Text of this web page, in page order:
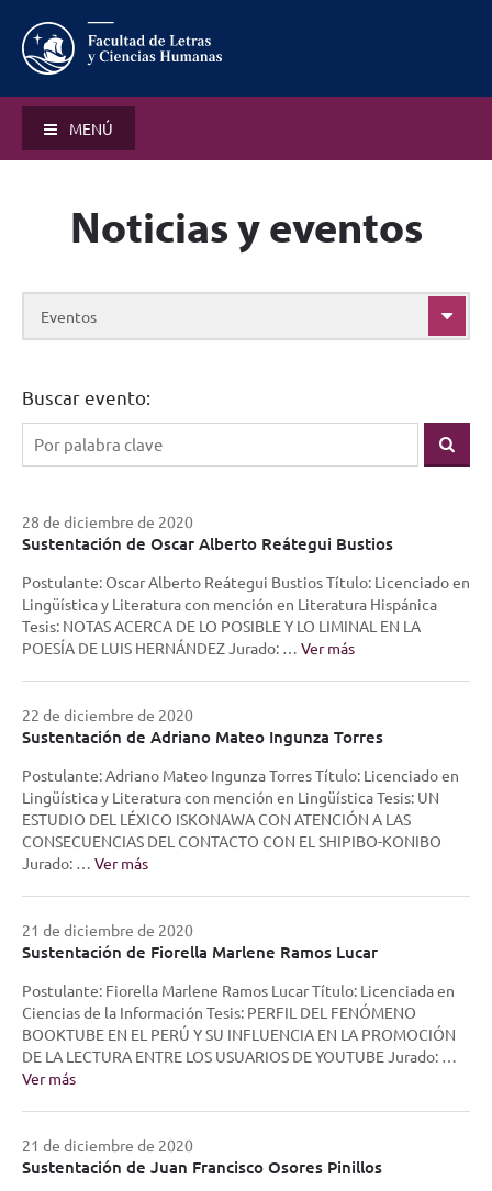
MENÚ
Noticias y eventos
Eventos
Buscar evento:
28 de diciembre de 2020
Sustentación de Oscar Alberto Reátegui Bustios
Postulante: Oscar Alberto Reátegui Bustios Título: Licenciado en
Lingüística y Literatura con mención en Literatura Hispánica
Tesis: NOTAS ACERCA DE LO POSIBLE Y LO LIMINAL EN LA
POESÍA DE LUIS HERNÁNDEZ Jurado: … Ver más
22 de diciembre de 2020
Sustentación de Adriano Mateo Ingunza Torres
Postulante: Adriano Mateo Ingunza Torres Título: Licenciado en
Lingüística y Literatura con mención en Lingüística Tesis: UN
ESTUDIO DEL LÉXICO ISKONAWA CON ATENCIÓN A LAS
CONSECUENCIAS DEL CONTACTO CON EL SHIPIBO-KONIBO
Jurado: … Ver más
21 de diciembre de 2020
Sustentación de Fiorella Marlene Ramos Lucar
Postulante: Fiorella Marlene Ramos Lucar Título: Licenciada en
Ciencias de la Información Tesis: PERFIL DEL FENÓMENO
BOOKTUBE EN EL PERÚ Y SU INFLUENCIA EN LA PROMOCIÓN
DE LA LECTURA ENTRE LOS USUARIOS DE YOUTUBE Jurado: …
Ver más
21 de diciembre de 2020
Sustentación de Juan Francisco Osores Pinillos